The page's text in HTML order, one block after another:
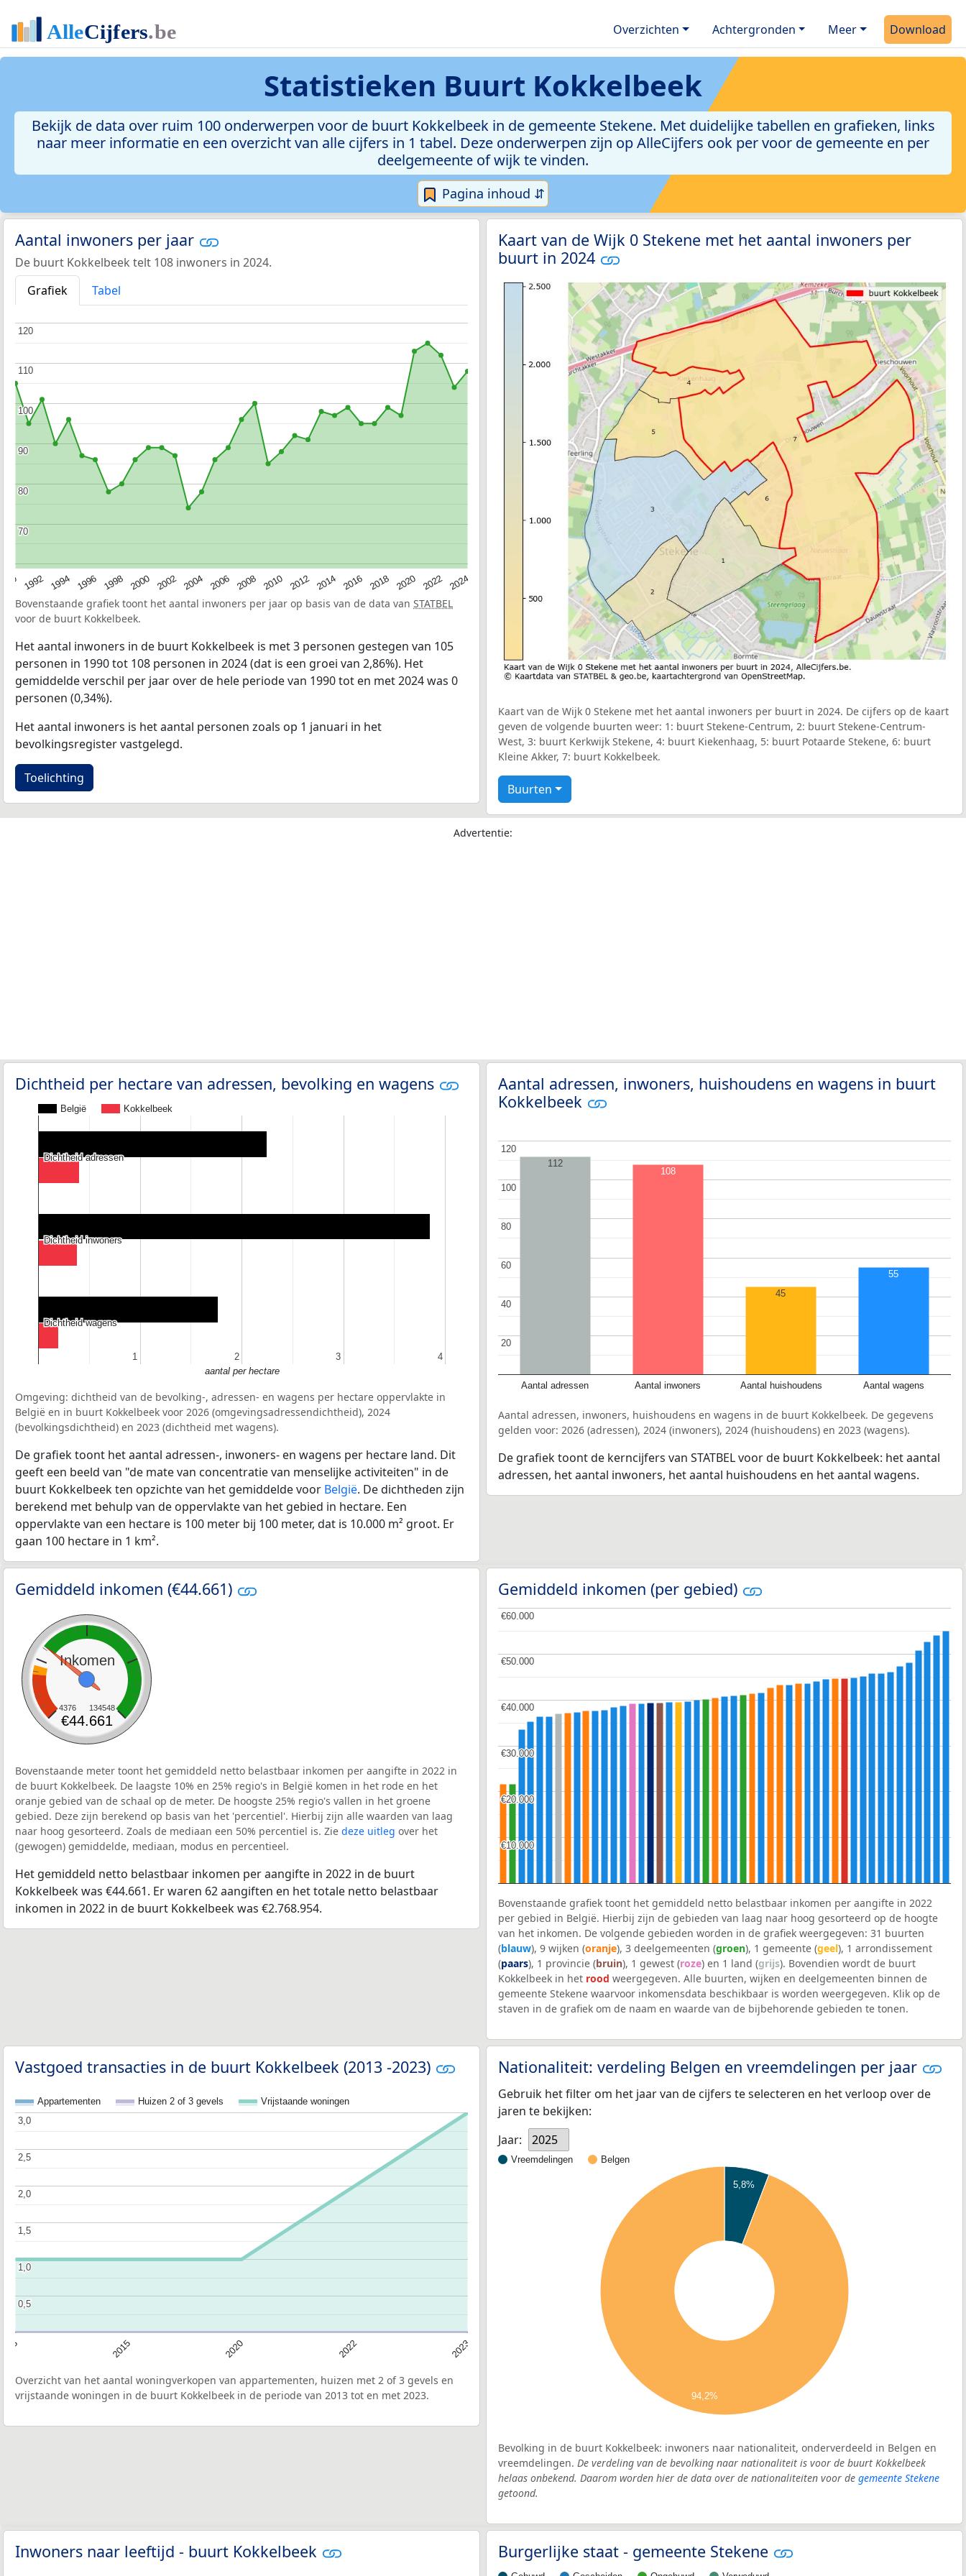
Overzichten Achtergronden Meer Download
Statistieken Buurt Kokkelbeek
Bekijk de data over ruim 100 onderwerpen voor de buurt Kokkelbeek in de gemeente Stekene. Met duidelijke tabellen en grafieken, links
naar meer informatie en een overzicht van alle cijfers in 1 tabel. Deze onderwerpen zijn op AlleCijfers ook per voor de gemeente en per
deelgemeente of wijk te vinden.
Pagina inhoud ⇵
Aantal inwoners per jaar
De buurt Kokkelbeek telt 108 inwoners in 2024.
Grafiek
Tabel
1992 1994 1996 1998 2000 2002 2004 2006 2008 2010 2012 2014 2016 2018 2020 2022 2024
70
70
80
80
90
90
100
100
110
110
120
120
Bovenstaande grafiek toont het aantal inwoners per jaar op basis van de data van STATBEL
voor de buurt Kokkelbeek.
Het aantal inwoners in de buurt Kokkelbeek is met 3 personen gestegen van 105
personen in 1990 tot 108 personen in 2024 (dat is een groei van 2,86%). Het
gemiddelde verschil per jaar over de hele periode van 1990 tot en met 2024 was 0
personen (0,34%).
Het aantal inwoners is het aantal personen zoals op 1 januari in het
bevolkingsregister vastgelegd.
Toelichting
Kaart van de Wijk 0 Stekene met het aantal inwoners per
buurt in 2024
Kaart van de Wijk 0 Stekene met het aantal inwoners per buurt in 2024. De cijfers op de kaart
geven de volgende buurten weer: 1: buurt Stekene-Centrum, 2: buurt Stekene-Centrum-
West, 3: buurt Kerkwijk Stekene, 4: buurt Kiekenhaag, 5: buurt Potaarde Stekene, 6: buurt
Kleine Akker, 7: buurt Kokkelbeek.
Buurten
Advertentie:
Dichtheid per hectare van adressen, bevolking en wagens
België Kokkelbeek
1
1 2
2 3
3 4
4
Dichtheid adressen
Dichtheid adressen
Dichtheid inwoners
Dichtheid inwoners
Dichtheid wagens
Dichtheid wagens
aantal per hectare
Omgeving: dichtheid van de bevolking-, adressen- en wagens per hectare oppervlakte in
België en in buurt Kokkelbeek voor 2026 (omgevingsadressendichtheid), 2024
(bevolkingsdichtheid) en 2023 (dichtheid met wagens).
De grafiek toont het aantal adressen-, inwoners- en wagens per hectare land. Dit
geeft een beeld van "de mate van concentratie van menselijke activiteiten" in de
buurt Kokkelbeek ten opzichte van het gemiddelde voor België. De dichtheden zijn
berekend met behulp van de oppervlakte van het gebied in hectare. Een
oppervlakte van een hectare is 100 meter bij 100 meter, dat is 10.000 m² groot. Er
gaan 100 hectare in 1 km².
Aantal adressen, inwoners, huishoudens en wagens in buurt
Kokkelbeek
Aantal adressen Aantal inwoners Aantal huishoudens Aantal wagens
20
20
40
40
60
60
80
80
100
100
120
120
112
108
45
55
Aantal adressen, inwoners, huishoudens en wagens in de buurt Kokkelbeek. De gegevens
gelden voor: 2026 (adressen), 2024 (inwoners), 2024 (huishoudens) en 2023 (wagens).
De grafiek toont de kerncijfers van STATBEL voor de buurt Kokkelbeek: het aantal
adressen, het aantal inwoners, het aantal huishoudens en het aantal wagens.
Gemiddeld inkomen (€44.661)
Inkomen
4376 134548
€44.661
Bovenstaande meter toont het gemiddeld netto belastbaar inkomen per aangifte in 2022 in
de buurt Kokkelbeek. De laagste 10% en 25% regio's in België komen in het rode en het
oranje gebied van de schaal op de meter. De hoogste 25% regio's vallen in het groene
gebied. Deze zijn berekend op basis van het 'percentiel'. Hierbij zijn alle waarden van laag
naar hoog gesorteerd. Zoals de mediaan een 50% percentiel is. Zie deze uitleg over het
(gewogen) gemiddelde, mediaan, modus en percentieel.
Het gemiddeld netto belastbaar inkomen per aangifte in 2022 in de buurt
Kokkelbeek was €44.661. Er waren 62 aangiften en het totale netto belastbaar
inkomen in 2022 in de buurt Kokkelbeek was €2.768.954.
Gemiddeld inkomen (per gebied)
€10.000
€10.000
€20.000
€20.000
€30.000
€30.000
€40.000
€40.000
€50.000
€50.000
€60.000
€60.000
Bovenstaande grafiek toont het gemiddeld netto belastbaar inkomen per aangifte in 2022
per gebied in België. Hierbij zijn de gebieden van laag naar hoog gesorteerd op de hoogte
van het inkomen. De volgende gebieden worden in de grafiek weergegeven: 31 buurten
(blauw), 9 wijken (oranje), 3 deelgemeenten (groen), 1 gemeente (geel), 1 arrondissement
(paars), 1 provincie (bruin), 1 gewest (roze) en 1 land (grijs). Bovendien wordt de buurt
Kokkelbeek in het rood weergegeven. Alle buurten, wijken en deelgemeenten binnen de
gemeente Stekene waarvoor inkomensdata beschikbaar is worden weergegeven. Klik op de
staven in de grafiek om de naam en waarde van de bijbehorende gebieden te tonen.
Vastgoed transacties in de buurt Kokkelbeek (2013 -2023)
Appartementen Huizen 2 of 3 gevels Vrijstaande woningen
2015 2020 2022 2023
0,5
0,5
1,0
1,0
1,5
1,5
2,0
2,0
2,5
2,5
3,0
3,0
Overzicht van het aantal woningverkopen van appartementen, huizen met 2 of 3 gevels en
vrijstaande woningen in de buurt Kokkelbeek in de periode van 2013 tot en met 2023.
Nationaliteit: verdeling Belgen en vreemdelingen per jaar
Gebruik het filter om het jaar van de cijfers te selecteren en het verloop over de
jaren te bekijken:
Jaar:
2025
Vreemdelingen Belgen
5,8%
94,2%
Bevolking in de buurt Kokkelbeek: inwoners naar nationaliteit, onderverdeeld in Belgen en
vreemdelingen. De verdeling van de bevolking naar nationaliteit is voor de buurt Kokkelbeek
helaas onbekend. Daarom worden hier de data over de nationaliteiten voor de gemeente Stekene
getoond.
Inwoners naar leeftijd - buurt Kokkelbeek Burgerlijke staat - gemeente Stekene